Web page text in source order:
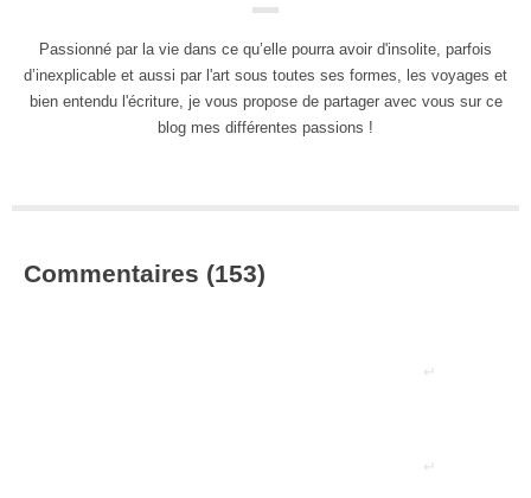
Passionné par la vie dans ce qu’elle pourra avoir d'insolite, parfois
d’inexplicable et aussi par l'art sous toutes ses formes, les voyages et
bien entendu l'écriture, je vous propose de partager avec vous sur ce
blog mes différentes passions !
Commentaires (153)